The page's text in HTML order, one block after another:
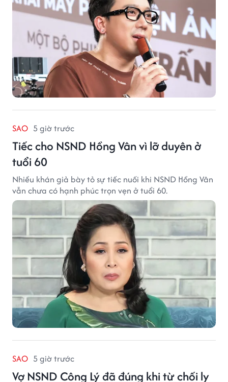
SAO 5 giờ trước
Tiếc cho NSND Hồng Vân vì lỡ duyên ở
tuổi 60
Nhiều khán giả bày tỏ sự tiếc nuối khi NSND Hồng Vân
vẫn chưa có hạnh phúc trọn vẹn ở tuổi 60.
SAO 5 giờ trước
Vợ NSND Công Lý đã đúng khi từ chối ly